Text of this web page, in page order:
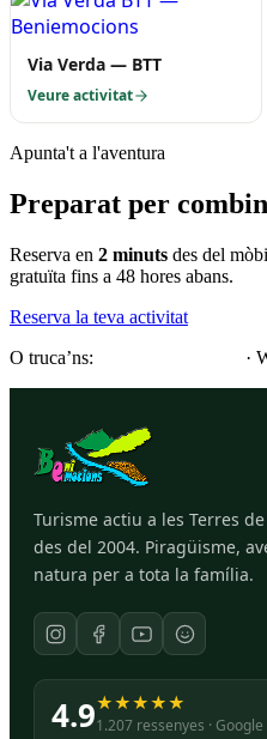
Via Verda — BTT
Veure activitat
Apunta't a l'aventura
Preparat per
Reserva en 2 minuts des del
gratuïta fins a 48 hores abans.
Reserva la teva activitat
O truca’ns:
·
Turisme actiu a les Terres
des del 2004. Piragüisme,
natura per a tota la família.
4.9★★★★★
1.207 ressenyes · Google